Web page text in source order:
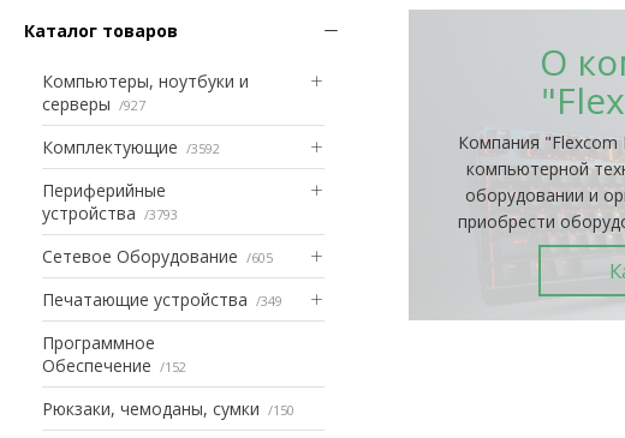
Каталог товаров
Компьютеры, ноутбуки и
серверы
927
Комплектующие 3592
Периферийные
устройства
3793
Сетевое Оборудование 605
Печатающие устройства 349
Программное
Обеспечение
152
Рюкзаки, чемоданы, сумки 150
О
Компания "Flexcom
компьютерной
оборудовании и
приобрести